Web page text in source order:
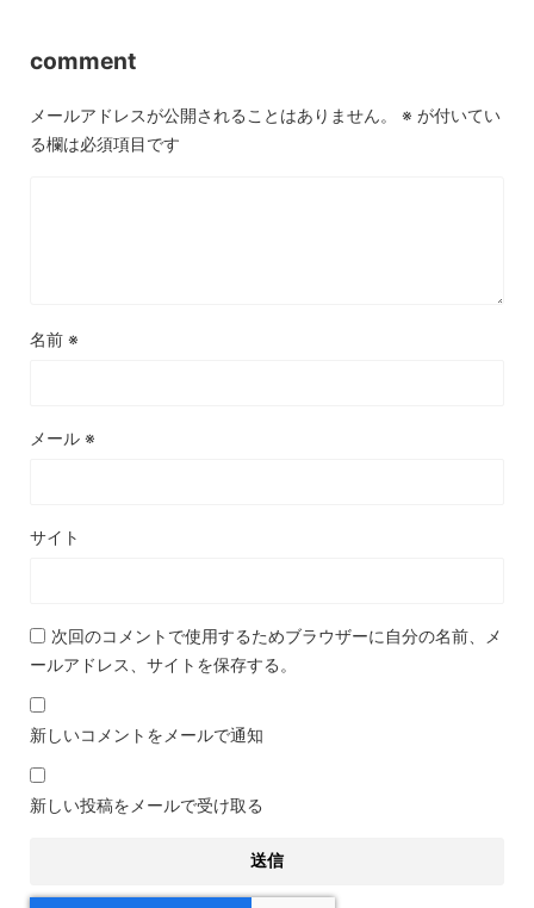
comment
メールアドレスが公開されることはありません。 ※ が付いてい
る欄は必須項目です
名前 ※
メール ※
サイト
次回のコメントで使用するためブラウザーに自分の名前、メ
ールアドレス、サイトを保存する。
新しいコメントをメールで通知
新しい投稿をメールで受け取る